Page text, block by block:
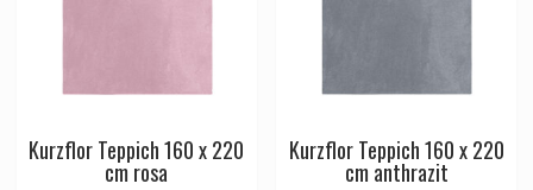
Kurzflor Teppich 160 x 220
cm rosa
Kurzflor Teppich 160 x 220
cm anthrazit